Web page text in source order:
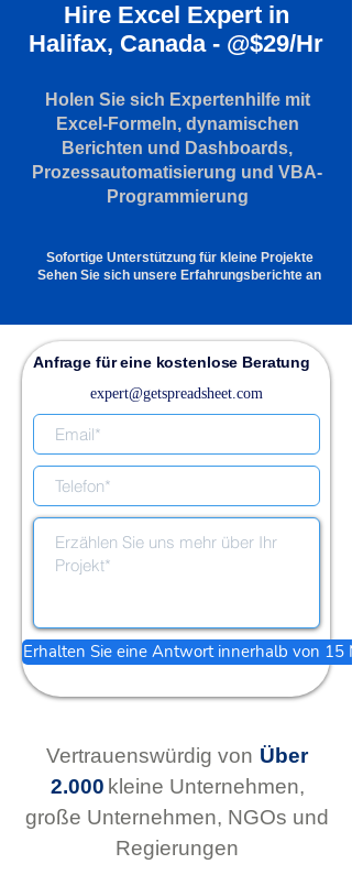
Hire Excel Expert in
Halifax, Canada - @$29/Hr
Holen Sie sich Expertenhilfe mit
Excel-Formeln, dynamischen
Berichten und Dashboards,
Prozessautomatisierung und VBA-
Programmierung
Sofortige Unterstützung für kleine Projekte
Sehen Sie sich unsere Erfahrungsberichte an
Anfrage für eine kostenlose Beratung
expert@getspreadsheet.com
Erhalten Sie eine Antwort innerhalb von 15
Vertrauenswürdig von Über
2.000 kleine Unternehmen,
große Unternehmen, NGOs und
Regierungen